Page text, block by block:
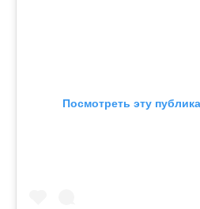
Посмотреть эту